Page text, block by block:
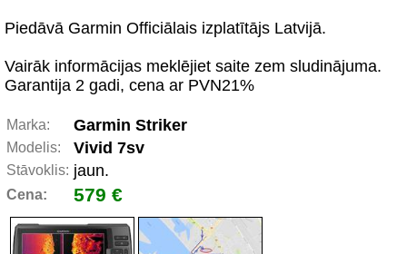
Piedāvā Garmin Officiālais izplatītājs Latvijā.
Vairāk informācijas meklējiet saite zem sludinājuma.
Garantija 2 gadi, cena ar PVN21%
Marka: Garmin Striker
Modelis: Vivid 7sv
Stāvoklis: jaun.
Cena: 579 €